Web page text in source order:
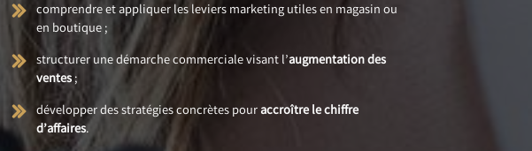
comprendre et appliquer les leviers marketing utiles en magasin ou
en boutique ;
structurer une démarche commerciale visant l’augmentation des
ventes;
développer des stratégies concrètes pouraccroître le chiffre
d’affaires.